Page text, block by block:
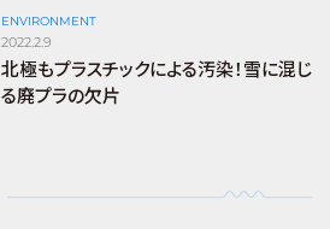
ENVIRONMENT
2022.2.9
北極もプラスチックによる汚染！雪に混じ
る廃プラの欠片